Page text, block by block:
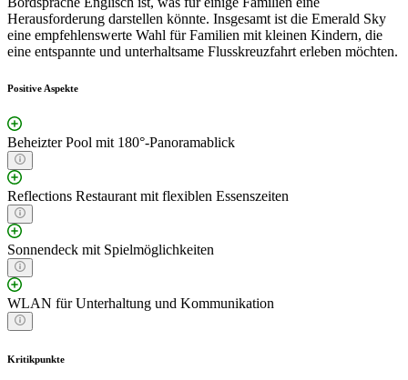
Herausforderung darstellen könnte. Insgesamt ist die Emerald Sky
eine empfehlenswerte Wahl für Familien mit kleinen Kindern, die
eine entspannte und unterhaltsame Flusskreuzfahrt erleben möchten.
Positive Aspekte
Beheizter Pool mit 180°-Panoramablick
Reflections Restaurant mit flexiblen Essenszeiten
Sonnendeck mit Spielmöglichkeiten
WLAN für Unterhaltung und Kommunikation
Kritikpunkte